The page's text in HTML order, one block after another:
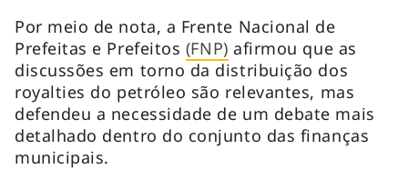
Por meio de nota, a Frente Nacional de
Prefeitas e Prefeitos (FNP) afirmou que as
discussões em torno da distribuição dos
royalties do petróleo são relevantes, mas
defendeu a necessidade de um debate mais
detalhado dentro do conjunto das finanças
municipais.